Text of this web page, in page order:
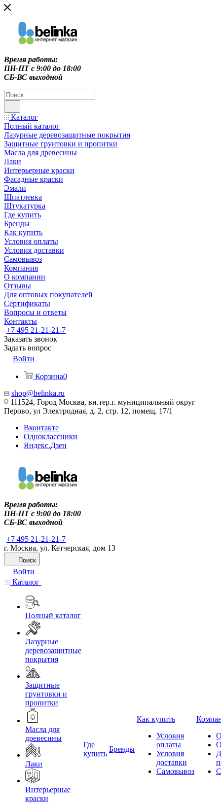
Время работы:
ПН-ПТ c 9:00 до 18:00
СБ-ВС выходной
Каталог
Полный каталог
Лазурные деревозащитные покрытия
Защитные грунтовки и пропитки
Масла для древесины
Лаки
Интерьерные краски
Фасадные краски
Эмали
Шпатлевка
Штукатурка
Где купить
Бренды
Как купить
Условия оплаты
Условия доставки
Самовывоз
Компания
О компании
Отзывы
Для оптовых покупателей
Сертификаты
Вопросы и ответы
Контакты
+7 495 21-21-21-7
Заказать звонок
Задать вопрос
Войти
Корзина0
shop@belinka.ru
111524, Город Москва, вн.тер.г. муниципальный округ
Перово, ул Электродная, д. 2, стр. 12, помещ. 17/1
Вконтакте
Одноклассники
Яндекс.Дзен
Время работы:
ПН-ПТ c 9:00 до 18:00
СБ-ВС выходной
+7 495 21-21-21-7
г. Москва, ул. Кетчерская, дом 13
Поиск
Войти
Каталог
Полный каталог
Лазурные
деревозащитные
покрытия
Защитные
грунтовки и
пропитки
Масла для
древесины
Лаки
Интерьерные
краски
Где
купить
Бренды
Как купить
Условия
оплаты
Условия
доставки
Самовывоз